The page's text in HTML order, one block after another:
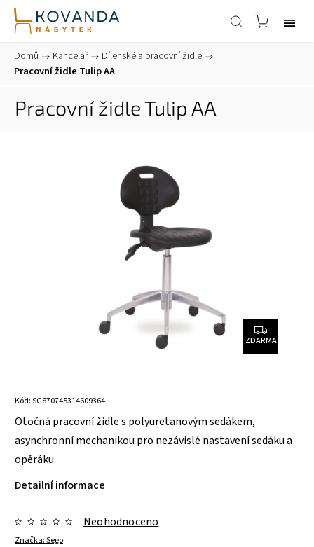
Domů / Kancelář / Dílenské a pracovní židle /
Pracovní židle Tulip AA
Pracovní židle Tulip AA
ZDARMA
Kód:SG870745314609364
Otočná pracovní židle s polyuretanovým sedákem,
asynchronní mechanikou pro nezávislé nastavení sedáku a
opěráku.
Detailní informace
Značka:Sego
Neohodnoceno